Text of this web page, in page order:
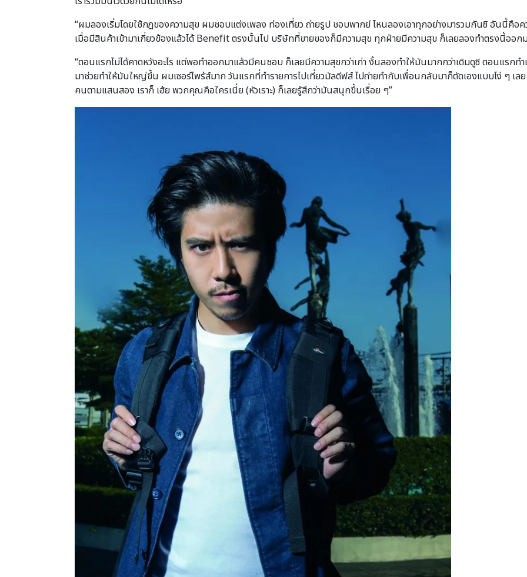
“ผมลองเริ่มโดยใช้กฎของความสุข ผมชอบแต่งเพลง ท่องเที่ยว ถ่ายรูป ชอบพากย์ ไหนลองเอาทุกอย่างมารวมกันซิ อันนี้คื
เมื่อมีสินค้าเข้ามาเกี่ยวข้องแล้วได้ Benefit ตรงนั้นไป บริษัทที่ขายของก็มีความสุข ทุกฝ่ายมีความสุข ก็เลยลองทำตรงนี้ออก
“ตอนแรกไม่ได้คาดหวังอะไร แต่พอทำออกมาแล้วมีคนชอบ ก็เลยมีความสุขกว่าเก่า งั้นลองทำให้มันมากกว่าเดิมดูซิ ตอนแรก
มาช่วยทำให้มันใหญ่ขึ้น ผมเซอร์ไพร้ส์มาก วันแรกที่ทำรายการไปเที่ยวมัลดีฟส์ ไปถ่ายทำกับเพื่อนกลับมาก็ตัดเองแบบโง่ ๆ
คนตามแสนสอง เราก็ เฮ้ย พวกคุณคือใครเนี่ย (หัวเราะ) ก็เลยรู้สึกว่ามันสนุกขึ้นเรื่อย ๆ”